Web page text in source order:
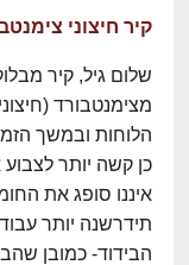
קיר חיצוני
מצימנטבורד
הלוחות ובמשך
כן קשה יותר
איננו סופג את
תידרשנה יותר
הבידוד- כמובן